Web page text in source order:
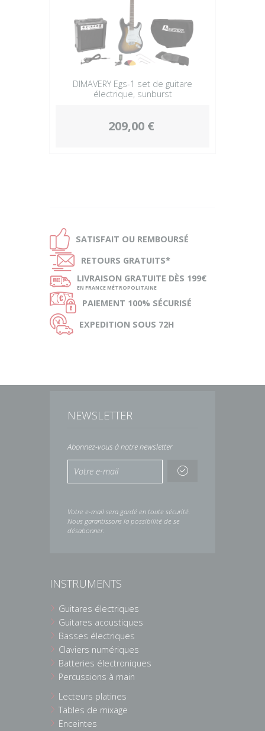
DIMAVERY Egs-1 set de guitare
électrique, sunburst
209,00 €
Ð SATISFAIT OU REMBOURSÉ
Ñ RETOURS GRATUITS*
ø LIVRAISON GRATUITE DÈS 199€
EN FRANCE MÉTROPOLITAINE
Ø PAIEMENT 100% SÉCURISÉ
Ù EXPEDITION SOUS 72H
NEWSLETTER
Abonnez-vous à notre newsletter
Votre e-mail sera gardé en toute sécurité.
Nous garantissons la possibilité de se
désabonner.
INSTRUMENTS
Guitares électriques
Guitares acoustiques
Basses électriques
Claviers numériques
Batteries électroniques
Percussions à main
Lecteurs platines
Tables de mixage
Enceintes